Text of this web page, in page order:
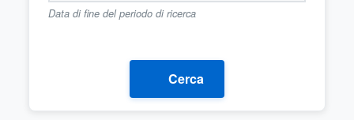
Data di fine del periodo di ricerca
Cerca